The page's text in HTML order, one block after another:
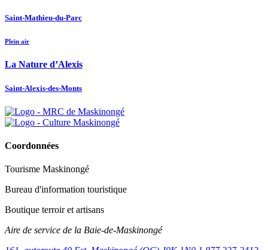
Saint-Mathieu-du-Parc
Plein air
La Nature d’Alexis
Saint-Alexis-des-Monts
Coordonnées
Tourisme Maskinongé
Bureau d'information touristique
Boutique terroir et artisans
Aire de service de la Baie-de-Maskinongé